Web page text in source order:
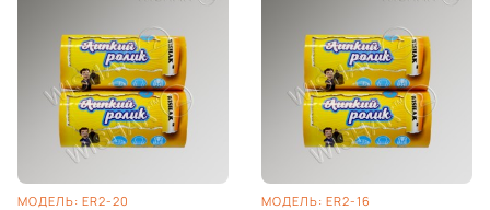
МОДЕЛЬ: ER2-20 МОДЕЛЬ: ER2-16